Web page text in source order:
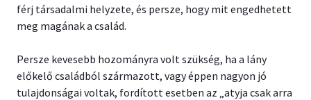
férj társadalmi helyzete, és persze, hogy mit engedhetett
meg magának a család.
Persze kevesebb hozományra volt szükség, ha a lány
előkelő családból származott, vagy éppen nagyon jó
tulajdonságai voltak, fordított esetben az „atyja csak arra